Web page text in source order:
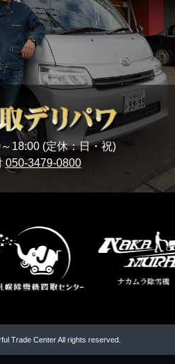
18:00 (定休：日・祝)
050-3479-0800
Trade Center All rights reserved.